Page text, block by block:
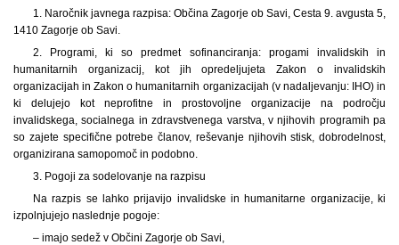
1. Naročnik javnega razpisa: Občina Zagorje ob Savi, Cesta 9. avgusta 5,
1410 Zagorje ob Savi.
2. Programi, ki so predmet sofinanciranja: progami invalidskih in
humanitarnih organizacij, kot jih opredeljujeta Zakon o invalidskih
organizacijah in Zakon o humanitarnih organizacijah (v nadaljevanju: IHO) in
ki delujejo kot neprofitne in prostovoljne organizacije na področju
invalidskega, socialnega in zdravstvenega varstva, v njihovih programih pa
so zajete specifične potrebe članov, reševanje njihovih stisk, dobrodelnost,
organizirana samopomoč in podobno.
3. Pogoji za sodelovanje na razpisu
Na razpis se lahko prijavijo invalidske in humanitarne organizacije, ki
izpolnjujejo naslednje pogoje:
– imajo sedež v Občini Zagorje ob Savi,